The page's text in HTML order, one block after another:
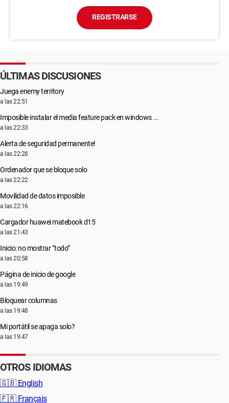
REGISTRARSE
ÚLTIMAS DISCUSIONES
Juega enemy territory
a las 22:51
Imposible instalar el media feature pack en windows ...
a las 22:33
Alerta de seguridad permanente!
a las 22:28
Ordenador que se bloque solo
a las 22:22
Movilidad de datos imposible
a las 22:16
Cargador huawei matebook d15
a las 21:43
Inicio: no mostrar “todo”
a las 20:58
Página de inicio de google
a las 19:49
Bloquear columnas
a las 19:48
Mi portátil se apaga solo?
a las 19:47
OTROS IDIOMAS
🇬🇧 English
🇫🇷 Français